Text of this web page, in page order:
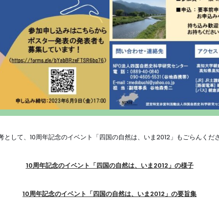
して、10周年記念のイベント「四国の自然は、いま2012」もごらんくだ
10周年記念のイベント「四国の自然は、いま2012」の様子
10周年記念のイベント「四国の自然は、いま2012」の要旨集